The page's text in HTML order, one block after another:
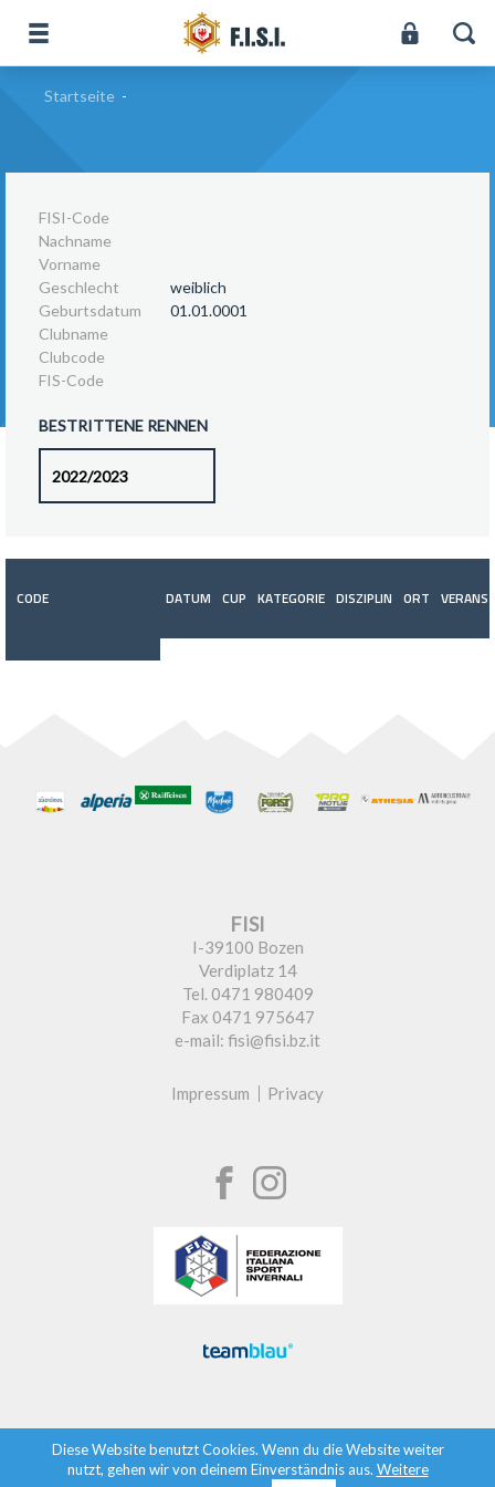
Startseite -
FISI-Code
Nachname
Vorname
Geschlecht
weiblich
Geburtsdatum
01.01.0001
Clubname
Clubcode
FIS-Code
BESTRITTENE RENNEN
CODE DATUM CUP KATEGORIE DISZIPLIN ORT
FISI
I-39100 Bozen
Verdiplatz 14
Tel. 0471 980409
Fax 0471 975647
e-mail: fisi@fisi.bz.it
Impressum Privacy
Diese Website benutzt Cookies. Wenn du die Website weiter
nutzt, gehen wir von deinem Einverständnis aus. Weitere